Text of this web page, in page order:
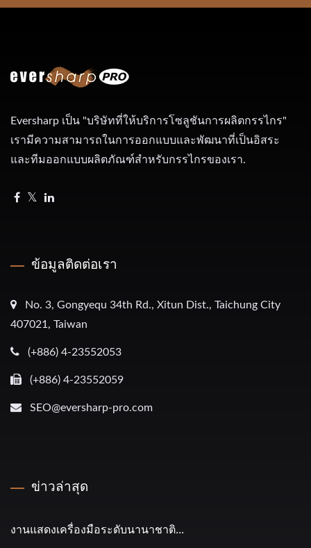
Eversharp เป็น "บริษัทที่ให้บริการโซลูชันการผลิตกรรไกร"
เรามีความสามารถในการออกแบบและพัฒนาที่เป็นอิสระ
และทีมออกแบบผลิตภัณฑ์สำหรับกรรไกรของเรา.
ข้อมูลติดต่อเรา
No. 3, Gongyequ 34th Rd., Xitun Dist., Taichung City
407021, Taiwan
(+886) 4-23552053
(+886) 4-23552059
SEO@eversharp-pro.com
ข่าวล่าสุด
งานแสดงเครื่องมือระดับนานาชาติ...